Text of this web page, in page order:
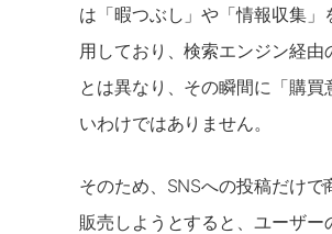
は「暇つぶし」や「情報収集」
用しており、検索エンジン経由
とは異なり、その瞬間に「購買
いわけではありません。
そのため、SNSへの投稿だけで
販売しようとすると、ユーザー